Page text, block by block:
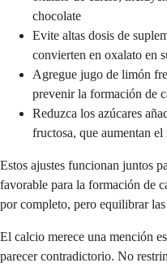
chocolate
Evite altas dosis de
convierten en oxalato en
Agregue jugo de limón
prevenir la formación de
Reduzca los azúcares
fructosa, que aumentan
Estos ajustes funcionan juntos
favorable para la formación de
por completo, pero equilibrar
El calcio merece una mención
parecer contradictorio. No